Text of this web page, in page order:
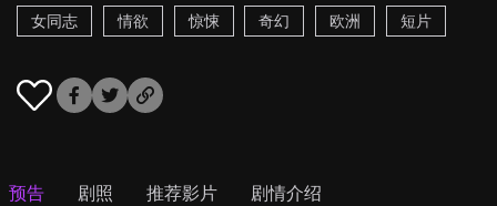
女同志
情欲 惊悚 奇幻 欧洲 短片
预告 剧照 推荐影片 剧情介绍